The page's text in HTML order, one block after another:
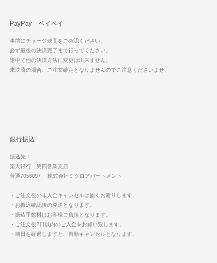
PayPay ペイペイ
事前にチャージ残高をご確認ください。
必ず最後の決済完了まで行ってください。
途中で他の決済方法に変更は出来ません。
未決済の場合、ご注文確定となりませんのでご注意くださいませ。
銀行振込
振込先：
楽天銀行 第四営業支店
普通7056097 株式会社ミクロアパートメント
・ご注文後の未入金キャンセルは固くお断りします。
・お振込確認後の発送となります。
・振込手数料はお客様ご負担となります。
・ご注文後2日以内のご入金をお願い致します。
・期日を経過しますと、自動キャンセルとなります。